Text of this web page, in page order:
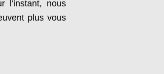
l’instant, nous
plus vous